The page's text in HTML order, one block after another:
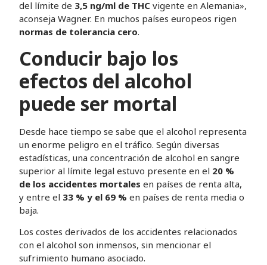
del límite de 3,5 ng/ml de THC vigente en Alemania»,
aconseja Wagner. En muchos países europeos rigen
normas de tolerancia cero.
Conducir bajo los
efectos del alcohol
puede ser mortal
Desde hace tiempo se sabe que el alcohol representa
un enorme peligro en el tráfico. Según diversas
estadísticas, una concentración de alcohol en sangre
superior al límite legal estuvo presente en el 20 %
de los accidentes mortales en países de renta alta,
y entre el 33 % y el 69 % en países de renta media o
baja.
Los costes derivados de los accidentes relacionados
con el alcohol son inmensos, sin mencionar el
sufrimiento humano asociado.